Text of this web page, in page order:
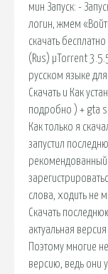
мин Запуск: -
логин, жмем
скачать
(Rus) µTorrent
русском языке
Скачать и Как
подробно ) + gta
Как только я
запустил
слова, ходить не
Скачать
актуальная
Поэтому многие
версию, ведь они